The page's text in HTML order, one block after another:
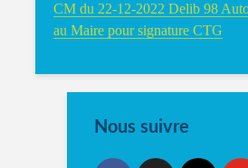
CM du 22-12-2022 Delib 98
au Maire pour signature CTG
Nous suivre